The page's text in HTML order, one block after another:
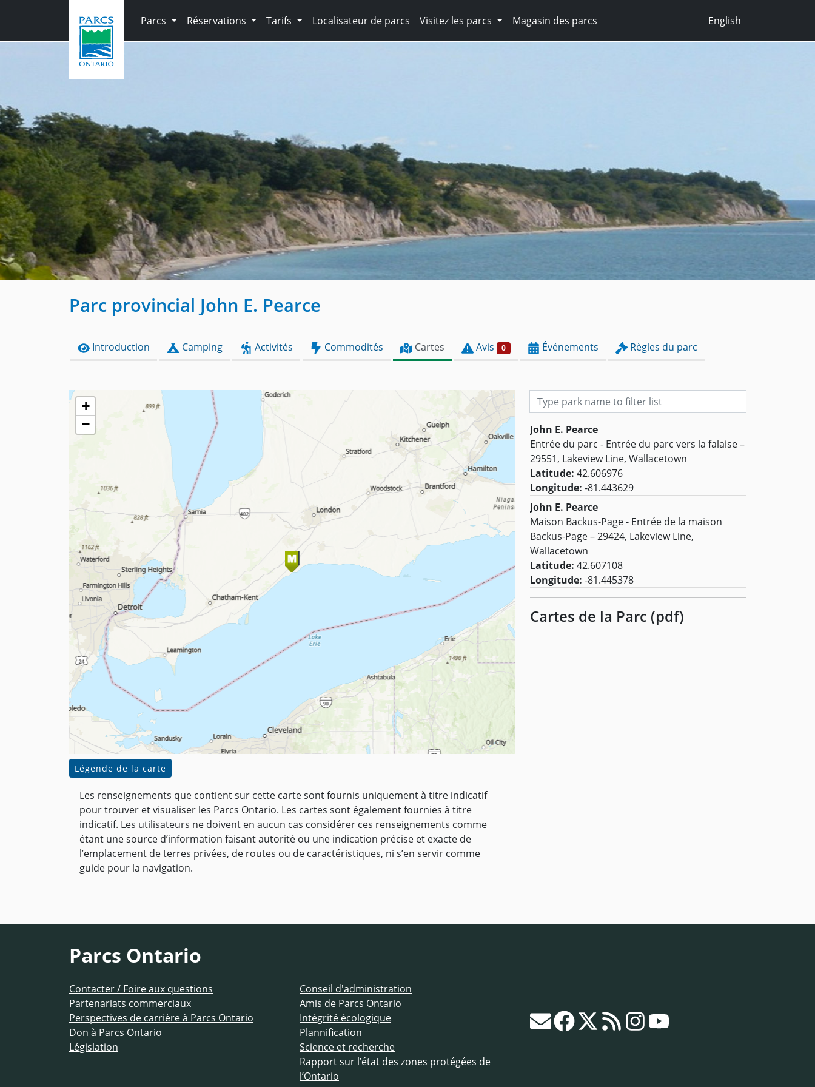
Parcs
Réservations Tarifs Localisateur de parcs Visitez les parcs Magasin des parcs English
Parc provincial John E. Pearce
Introduction Camping Activités Commodités Cartes Avis 0 Événements Règles du parc
+
−
Légende de la carte
Les renseignements que contient sur cette carte sont fournis uniquement à titre indicatif
pour trouver et visualiser les Parcs Ontario. Les cartes sont également fournies à titre
indicatif. Les utilisateurs ne doivent en aucun cas considérer ces renseignements comme
étant une source d’information faisant autorité ou une indication précise et exacte de
l’emplacement de terres privées, de routes ou de caractéristiques, ni s’en servir comme
guide pour la navigation.
Type park name to filter list
John E. Pearce
Entrée du parc - Entrée du parc vers la falaise –
29551, Lakeview Line, Wallacetown
Latitude: 42.606976
Longitude: -81.443629
John E. Pearce
Maison Backus-Page - Entrée de la maison
Backus-Page – 29424, Lakeview Line,
Wallacetown
Latitude: 42.607108
Longitude: -81.445378
Cartes de la Parc (pdf)
Parcs Ontario
Contacter / Foire aux questions
Partenariats commerciaux
Perspectives de carrière à Parcs Ontario
Don à Parcs Ontario
Législation
Conseil d'administration
Amis de Parcs Ontario
Intégrité écologique
Plannification
Science et recherche
Rapport sur l’état des zones protégées de
l’Ontario